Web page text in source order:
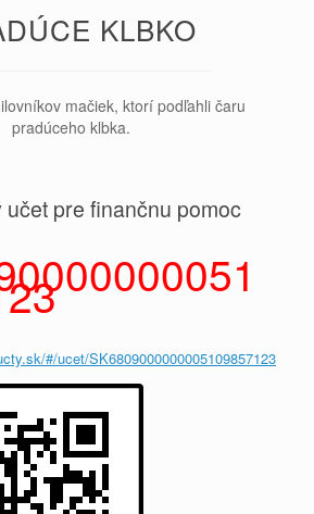
KLBKO
mačiek, ktorí podľahli čaru
pradúceho klbka.
pre finančnu pomoc
#/ucet/SK6809000000005109857123